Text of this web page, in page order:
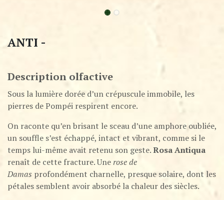
ANTI -
Description olfactive
Sous la lumière dorée d’un crépuscule immobile, les
pierres de Pompéi respirent encore.
On raconte qu’en brisant le sceau d’une amphore oubliée,
un souffle s’est échappé, intact et vibrant, comme si le
temps lui-même avait retenu son geste.Rosa Antiqua
renaît de cette fracture. Unerose de
Damas profondément charnelle, presque solaire, dont les
pétales semblent avoir absorbé la chaleur des siècles.